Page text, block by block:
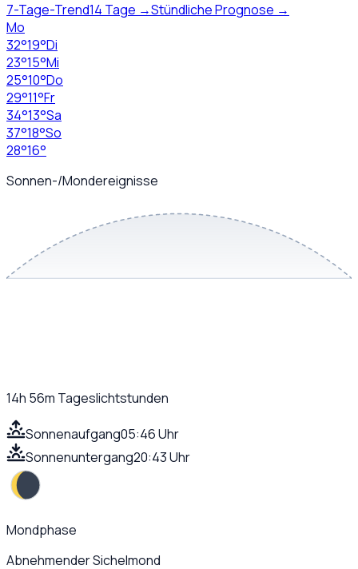
7-Tage-Trend14 Tage →Stündliche Prognose →
Mo
32°19°Di
23°15°Mi
25°10°Do
29°11°Fr
34°13°Sa
37°18°So
28°16°
Sonnen-/Mondereignisse
14h 56m Tageslichtstunden
Sonnenaufgang05:46 Uhr
Sonnenuntergang20:43 Uhr
Mondphase
Abnehmender Sichelmond